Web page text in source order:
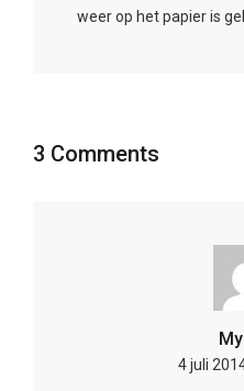
weer op het papier is
3 Comments
4 juli